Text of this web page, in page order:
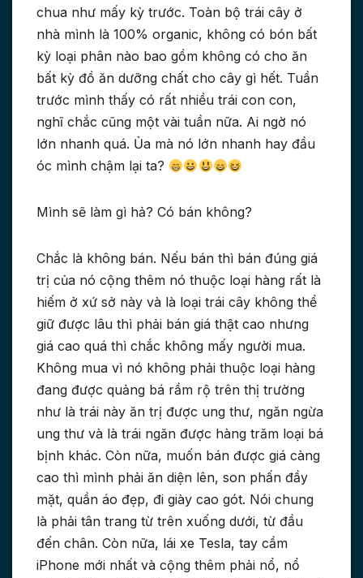
chua như mấy kỳ trước. Toàn bộ trái cây ở
nhà mình là 100% organic, không có bón bất
kỳ loại phân nào bao gồm không có cho ăn
bất kỳ đồ ăn dưỡng chất cho cây gì hết. Tuần
trước mình thấy có rất nhiều trái con con,
nghĩ chắc cũng một vài tuần nữa. Ai ngờ nó
lớn nhanh quá. Ủa mà nó lớn nhanh hay đầu
óc mình chậm lại ta?
Mình sẽ làm gì hả? Có bán không?
Chắc là không bán. Nếu bán thì bán đúng giá
trị của nó cộng thêm nó thuộc loại hàng rất là
hiếm ở xứ sở này và là loại trái cây không thể
giữ được lâu thì phải bán giá thật cao nhưng
giá cao quá thì chắc không mấy người mua.
Không mua vì nó không phải thuộc loại hàng
đang được quảng bá rầm rộ trên thị trường
như là trái này ăn trị được ung thư, ngăn ngừa
ung thư và là trái ngăn được hàng trăm loại bá
bịnh khác. Còn nữa, muốn bán được giá càng
cao thì mình phải ăn diện lên, son phấn đầy
mặt, quần áo đẹp, đi giày cao gót. Nói chung
là phải tân trang từ trên xuống dưới, từ đầu
đến chân. Còn nữa, lái xe Tesla, tay cầm
iPhone mới nhất và cộng thêm phải nổ, nổ